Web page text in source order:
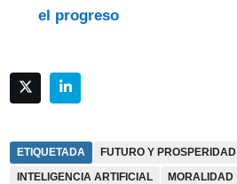
el progreso
ETIQUETADA
FUTURO Y PROSPERIDAD
INTELIGENCIA ARTIFICIAL
MORALIDAD